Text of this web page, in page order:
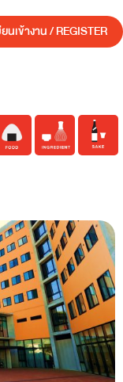
นเข้างาน / REGISTER